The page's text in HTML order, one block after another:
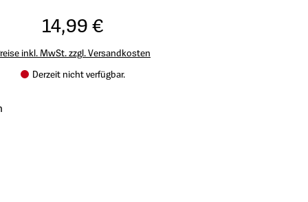
14,99 €
inkl. MwSt. zzgl. Versandkosten
Derzeit nicht verfügbar.